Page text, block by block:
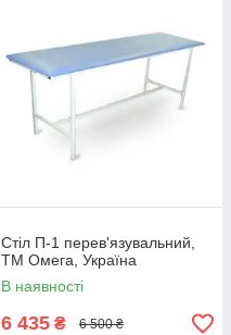
Стіл П-1 перев'язувальний,
ТМ Омега, Україна
В наявності
6 435 ₴ 6 500 ₴